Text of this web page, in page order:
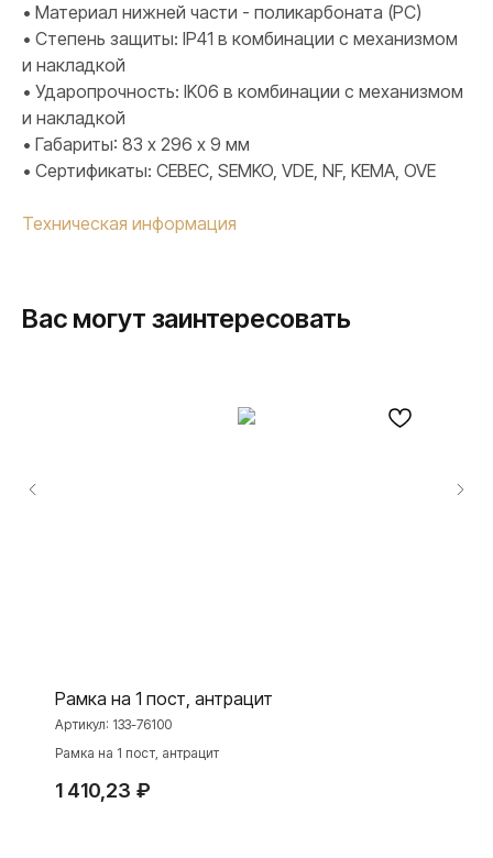
• Материал нижней части - поликарбоната (PC)
• Степень защиты: IP41 в комбинации с механизмом
и накладкой
• Ударопрочность: IK06 в комбинации с механизмом
и накладкой
• Габариты: 83 х 296 х 9 мм
• Сертификаты: CEBEC, SEMKO, VDE, NF, KEMA, OVE
Техническая информация
Вас могут заинтересовать
Рамка на 1 пост, антрацит
Артикул: 133-76100
Рамка на 1 пост, антрацит
1 410,23 ₽
О ФАБРИКЕ
История
МАТЕРИАЛЫ
Наше время
Контакты
База знаний